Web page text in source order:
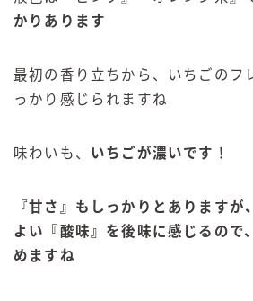
かりあります
最初の香り立ちから、いちごのフ
っかり感じられますね
味わいも、 いちごが濃いです！
『甘さ』もしっかりとありますが
よい『酸味』を後味に感じるので
めますね